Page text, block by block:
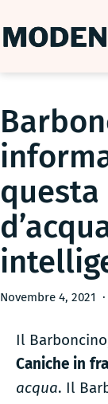
al
questa
Pubblicato
Novembre 4, 2021
Il
Caniche in
acqua. Il